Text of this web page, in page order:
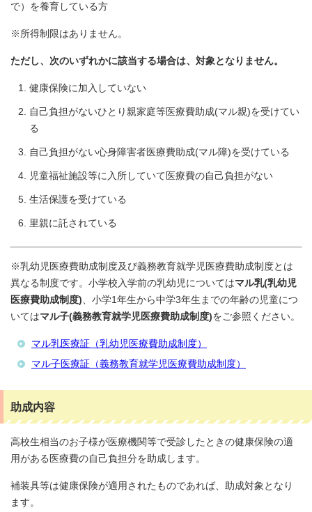
で）を養育している方
※所得制限はありません。
ただし、次のいずれかに該当する場合は、対象となりません。
健康保険に加入していない
自己負担がないひとり親家庭等医療費助成(マル親)を受けてい
る
自己負担がない心身障害者医療費助成(マル障)を受けている
児童福祉施設等に入所していて医療費の自己負担がない
生活保護を受けている
里親に託されている
※乳幼児医療費助成制度及び義務教育就学児医療費助成制度とは
異なる制度です。小学校入学前の乳幼児についてはマル乳(乳幼児
医療費助成制度) 、小学1年生から中学3年生までの年齢の児童につ
いてはマル子(義務教育就学児医療費助成制度)をご参照ください。
マル乳医療証（乳幼児医療費助成制度）
マル子医療証（義務教育就学児医療費助成制度）
助成内容
高校生相当のお子様が医療機関等で受診したときの健康保険の適
用がある医療費の自己負担分を助成します。
補装具等は健康保険が適用されたものであれば、助成対象となり
ます。